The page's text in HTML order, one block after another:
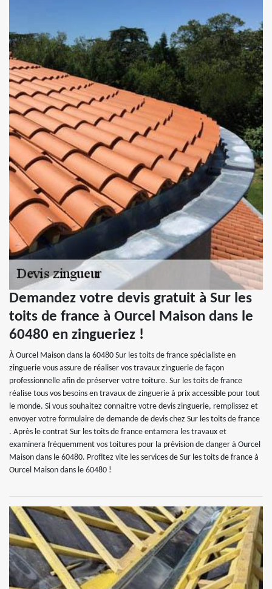
Demandez votre devis gratuit à Sur les
toits de france à Ourcel Maison dans le
60480 en zingueriez !
À Ourcel Maison dans la 60480 Sur les toits de france spécialiste en
zinguerie vous assure de réaliser vos travaux zinguerie de façon
professionnelle afin de préserver votre toiture. Sur les toits de france
réalise tous vos besoins en travaux de zinguerie à prix accessible pour tout
le monde. Si vous souhaitez connaitre votre devis zinguerie, remplissez et
envoyer votre formulaire de demande de devis chez Sur les toits de france
. Après le contrat Sur les toits de france entamera les travaux et
examinera fréquemment vos toitures pour la prévision de danger à Ourcel
Maison dans le 60480. Profitez vite les services de Sur les toits de france à
Ourcel Maison dans le 60480 !